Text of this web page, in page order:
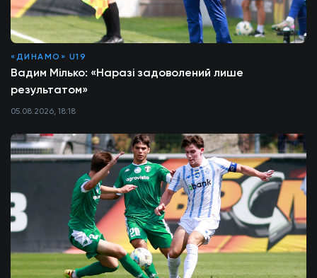
«ДИНАМО» U19
Вадим Мілько: «Наразі задоволений лише
результатом»
05.08.2026, 18:18